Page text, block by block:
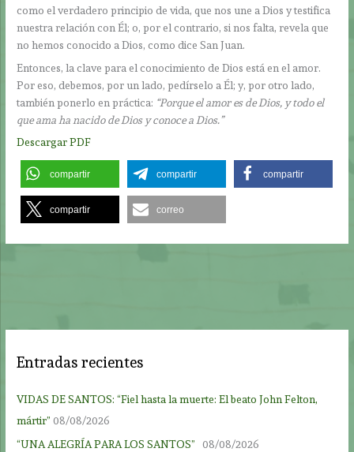
como el verdadero principio de vida, que nos une a Dios y testifica
nuestra relación con Él; o, por el contrario, si nos falta, revela que
no hemos conocido a Dios, como dice San Juan.
Entonces, la clave para el conocimiento de Dios está en el amor.
Por eso, debemos, por un lado, pedírselo a Él; y, por otro lado,
también ponerlo en práctica: “Porque el amor es de Dios, y todo el
que ama ha nacido de Dios y conoce a Dios.”
Descargar PDF
compartir compartir compartir
compartir correo
Entradas recientes
VIDAS DE SANTOS: “Fiel hasta la muerte: El beato John Felton,
mártir” 08/08/2026
“UNA ALEGRÍA PARA LOS SANTOS”
08/08/2026